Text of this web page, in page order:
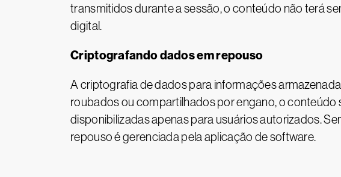
transmitidos durante a sessão, o conteúdo não terá
digital.
Criptografando dados em repouso
A criptografia de dados para informações
roubados ou compartilhados por engano, o conteúdo
disponibilizadas apenas para usuários autorizados.
repouso é gerenciada pela aplicação de software.